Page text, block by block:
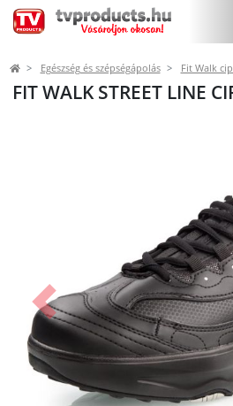
Egészség és szépségápolás Fit Walk
FIT WALK STREET LINE
Előző